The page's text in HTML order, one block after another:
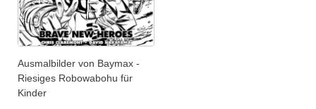
Ausmalbilder von Baymax -
Riesiges Robowabohu für
Kinder